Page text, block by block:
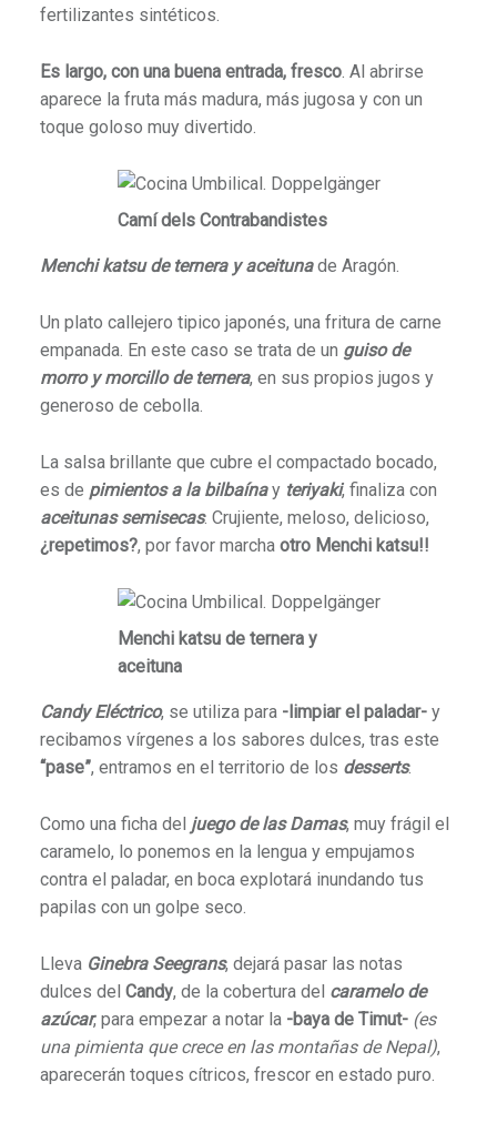
fertilizantes sintéticos.
Es largo, con una buena entrada, fresco. Al abrirse
aparece la fruta más madura, más jugosa y con un
toque goloso muy divertido.
Camí dels Contrabandistes
Menchi katsu de ternera y aceitunade Aragón.
Un plato callejero tipico japonés, una fritura de carne
empanada. En este caso se trata de un guiso de
morro y morcillo de ternera, en sus propios jugos y
generoso de cebolla.
La salsa brillante que cubre el compactado bocado,
es de pimientos a la bilbaínay teriyaki, finaliza con
aceitunas semisecas. Crujiente, meloso, delicioso,
¿repetimos?, por favor marcha otro Menchi katsu!!
Menchi katsu de ternera y
aceituna
Candy Eléctrico, se utiliza para -limpiar el paladar-y
recibamos vírgenes a los sabores dulces, tras este
“pase”, entramos en el territorio de los desserts.
Como una ficha del juego de las Damas, muy frágil el
caramelo, lo ponemos en la lengua y empujamos
contra el paladar, en boca explotará inundando tus
papilas con un golpe seco.
Lleva Ginebra Seegrans, dejará pasar las notas
dulces del Candy, de la cobertura del caramelo de
azúcar, para empezar a notar la -baya de Timut- (es
una pimienta que crece en las montañas de Nepal),
aparecerán toques cítricos, frescor en estado puro.